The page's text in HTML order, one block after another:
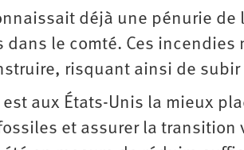
déjà une pénurie
dans le comté. Ces incendies
risquant ainsi de
aux États-Unis la mieux
et assurer la transition